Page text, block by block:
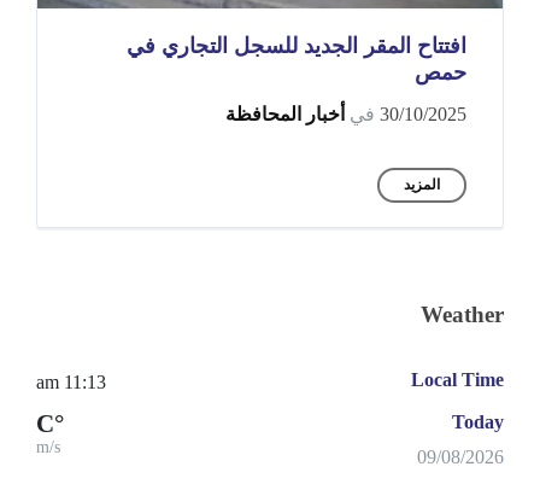
افتتاح المقر الجديد للسجل التجاري في
حمص
30/10/2025 في أخبار المحافظة
المزيد
Weather
Local Time
11:13 am
Today
09/08/2026
°C
m/s